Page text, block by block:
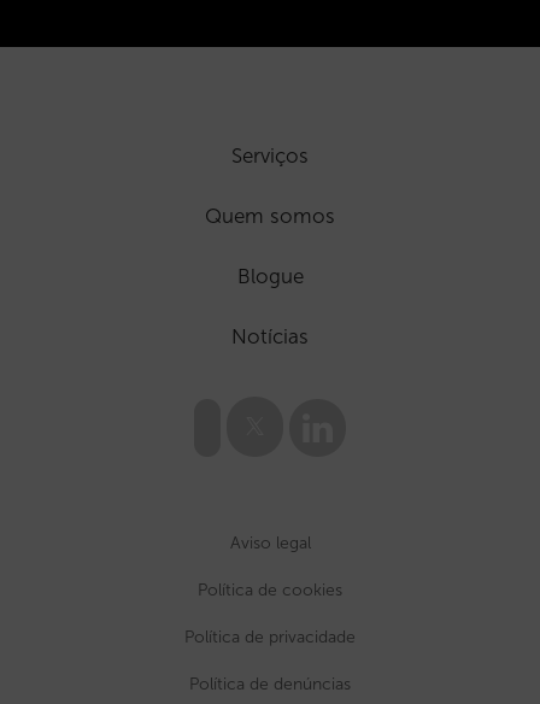
Serviços
Quem somos
Blogue
Notícias
Aviso legal
Política de cookies
Política de privacidade
Política de denúncias